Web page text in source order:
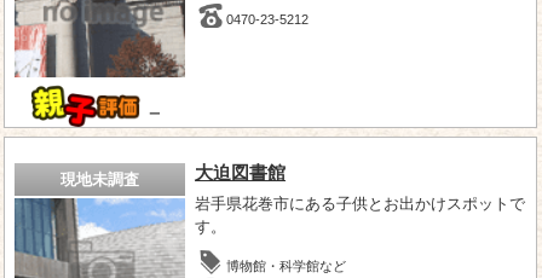
－
0470-23-5212
現地未調査 大迫図書館
岩手県花巻市にある子供とお出かけスポットで
す。
博物館・科学館など